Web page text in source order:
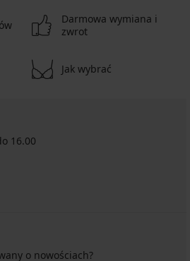
Darmowa wymiana i
zwrot
Jak wybrać
16.00
o nowościach?